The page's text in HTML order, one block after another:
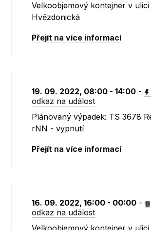
Velkoobjemový kontejner v
Hvězdonická
Přejít na více informací
19. 09. 2022, 08:00 - 14:00 -
odkaz na událost
Plánovaný výpadek: TS 3678
rNN - vypnutí
Přejít na více informací
16. 09. 2022, 16:00 - 00:00 -
odkaz na událost
Velkoobjemový kontejner v